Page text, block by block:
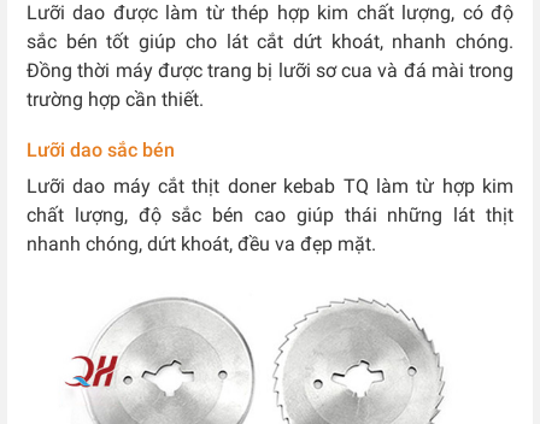
Lưỡi dao được làm từ thép hợp kim chất lượng, có độ
sắc bén tốt giúp cho lát cắt dứt khoát, nhanh chóng.
Đồng thời máy được trang bị lưỡi sơ cua và đá mài trong
trường hợp cần thiết.
Lưỡi dao sắc bén
Lưỡi dao máy cắt thịt doner kebab TQ làm từ hợp kim
chất lượng, độ sắc bén cao giúp thái những lát thịt
nhanh chóng, dứt khoát, đều va đẹp mặt.